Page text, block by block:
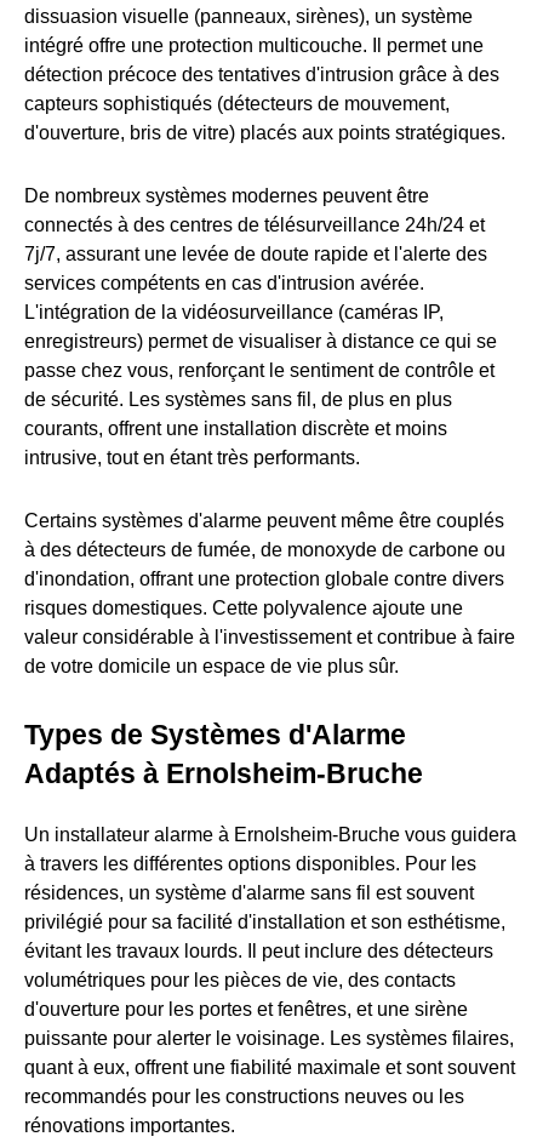
dissuasion visuelle (panneaux, sirènes), un système
intégré offre une protection multicouche. Il permet une
détection précoce des tentatives d'intrusion grâce à des
capteurs sophistiqués (détecteurs de mouvement,
d'ouverture, bris de vitre) placés aux points stratégiques.
De nombreux systèmes modernes peuvent être
connectés à des centres de télésurveillance 24h/24 et
7j/7, assurant une levée de doute rapide et l'alerte des
services compétents en cas d'intrusion avérée.
L'intégration de la vidéosurveillance (caméras IP,
enregistreurs) permet de visualiser à distance ce qui se
passe chez vous, renforçant le sentiment de contrôle et
de sécurité. Les systèmes sans fil, de plus en plus
courants, offrent une installation discrète et moins
intrusive, tout en étant très performants.
Certains systèmes d'alarme peuvent même être couplés
à des détecteurs de fumée, de monoxyde de carbone ou
d'inondation, offrant une protection globale contre divers
risques domestiques. Cette polyvalence ajoute une
valeur considérable à l'investissement et contribue à faire
de votre domicile un espace de vie plus sûr.
Types de Systèmes d'Alarme
Adaptés à Ernolsheim-Bruche
Un installateur alarme à Ernolsheim-Bruche vous guidera
à travers les différentes options disponibles. Pour les
résidences, un système d'alarme sans fil est souvent
privilégié pour sa facilité d'installation et son esthétisme,
évitant les travaux lourds. Il peut inclure des détecteurs
volumétriques pour les pièces de vie, des contacts
d'ouverture pour les portes et fenêtres, et une sirène
puissante pour alerter le voisinage. Les systèmes filaires,
quant à eux, offrent une fiabilité maximale et sont souvent
recommandés pour les constructions neuves ou les
rénovations importantes.